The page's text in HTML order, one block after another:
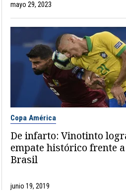
mayo 29, 2023
Copa América
De infarto: Vinotinto
empate histórico frente a
Brasil
junio 19, 2019